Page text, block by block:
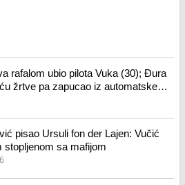
rafalom ubio pilota Vuka (30); Đura
žrtve pa zapucao iz automatske
je zločin počinio zbog ovoga
pisao Ursuli fon der Lajen: Vučić
stopljenom sa mafijom